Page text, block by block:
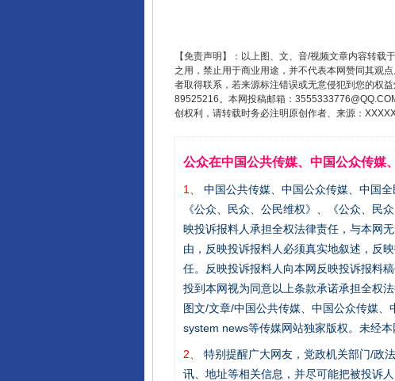
【免责声明】：以上图、文、音/视频文章内容转
之用，禁止用于商业用途，并不代表本网赞同其观
者取得联系，若来源标注错误或无意侵犯到您的权
89525216。本网投稿邮箱：
创权利，请转载时务必注明原创作者、来源：XXXXX
公众在中国公共传媒、中国公众传媒
1、
中国公共传媒、中国公众传媒、中国
《公众、民众、公民维权》、《公众、民
映投诉报料人承担全权法律责任，与本网
由，反映投诉报料人必须真实地叙述，反
任。反映投诉报料人向本网反映投诉报料
投到本网视为同意以上条款承诺承担全权
图文/文章/中国公共传媒、中国公众传媒
system news等传媒网站独家版权。未经
2、
特别提醒广大网友，党政机关部门/政
讯、地址等相关信息，并尽可能把被投诉